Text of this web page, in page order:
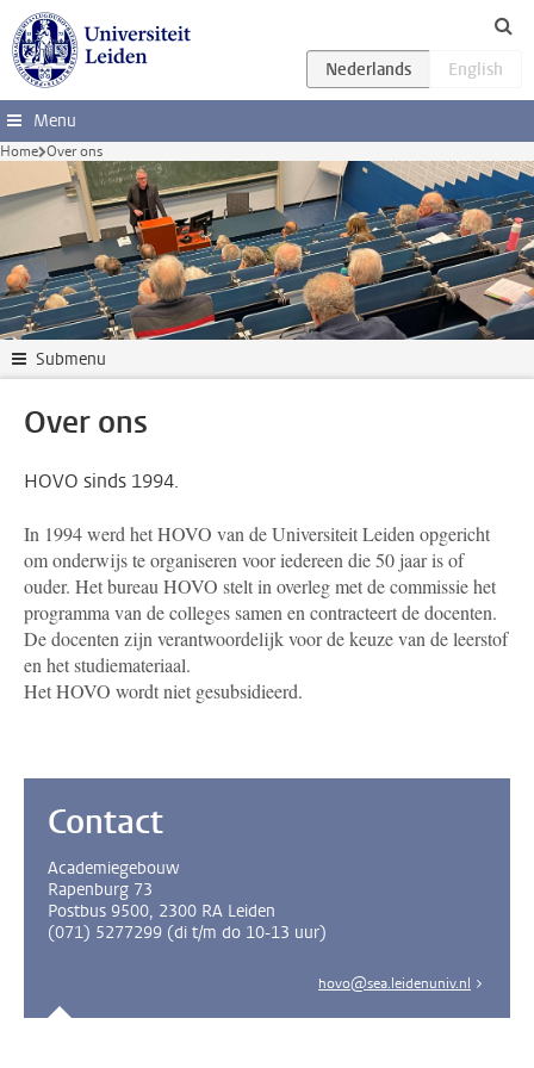
Ga direct naar de inhoud
Menu
Home Over ons
Submenu
Over ons
HOVO sinds 1994.
In 1994 werd het HOVO van de Universiteit Leiden opgericht
om onderwijs te organiseren voor iedereen die 50 jaar is of
ouder. Het bureau HOVO stelt in overleg met de commissie het
programma van de colleges samen en contracteert de docenten.
De docenten zijn verantwoordelijk voor de keuze van de leerstof
en het studiemateriaal.
Het HOVO wordt niet gesubsidieerd.
Contact
Academiegebouw
Rapenburg 73
Postbus 9500, 2300 RA Leiden
(071) 5277299 (di t/m do 10-13 uur)
hovo@sea.leidenuniv.nl